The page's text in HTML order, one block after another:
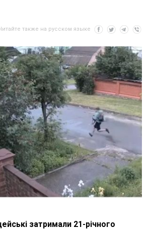
также на русском языке
затримали 21-річного